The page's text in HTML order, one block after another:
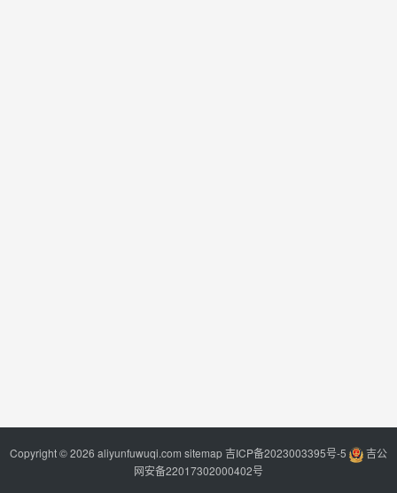
Copyright © 2026 aliyunfuwuqi.com sitemap吉ICP备2023003395号-5
吉公
网安备22017302000402号